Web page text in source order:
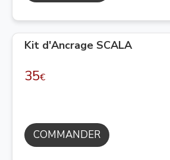
Kit d'Ancrage SCALA
35€
COMMANDER